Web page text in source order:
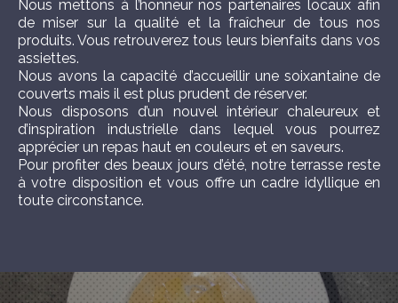
Nous mettons à l’honneur nos partenaires locaux afin
de miser sur la qualité et la fraîcheur de tous nos
produits. Vous retrouverez tous leurs bienfaits dans vos
assiettes.
Nous avons la capacité d’accueillir une soixantaine de
couverts mais il est plus prudent de réserver.
Nous disposons d’un nouvel intérieur chaleureux et
d’inspiration industrielle dans lequel vous pourrez
apprécier un repas haut en couleurs et en saveurs.
Pour profiter des beaux jours d’été, notre terrasse reste
à votre disposition et vous offre un cadre idyllique en
toute circonstance.